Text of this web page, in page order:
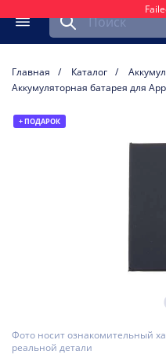
Меню
Найти запчасть
Главная Каталог
Аккумуляторная батарея для
+ ПОДАРОК
Фото носит ознакомительный
реальной детали